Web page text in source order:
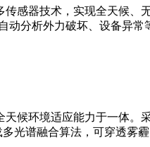
感器技术，实现全天候、
动分析外力破坏、设备异常
候环境适应能力于一体。
光谱融合算法，可穿透雾